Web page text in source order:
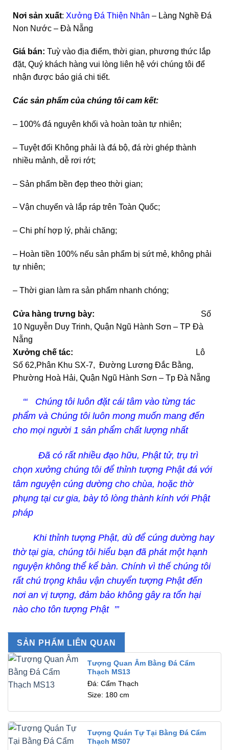
Nơi sản xuất: Xưởng Đá Thiện Nhân – Làng Nghề Đá
Non Nước – Đà Nẵng
Giá bán: Tuỳ vào địa điểm, thời gian, phương thức lắp
đặt, Quý khách hàng vui lòng liên hệ với chúng tôi để
nhận được báo giá chi tiết.
Các sản phẩm của chúng tôi cam kết:
– 100% đá nguyên khối và hoàn toàn tự nhiên;
– Tuyệt đối Không phải là đá bộ, đá rời ghép thành
nhiều mảnh, dễ rơi rớt;
– Sản phẩm bền đẹp theo thời gian;
– Vận chuyển và lắp ráp trên Toàn Quốc;
– Chi phí hợp lý, phải chăng;
– Hoàn tiền 100% nếu sản phẩm bị sứt mẻ, không phải
tự nhiên;
– Thời gian làm ra sản phẩm nhanh chóng;
Cửa hàng trưng bày:
Số
10 Nguyễn Duy Trinh, Quận Ngũ Hành Sơn – TP Đà
Nẵng
Xưởng chế tác:
Lô
Số 62,Phân Khu SX-7, Đường Lương Đắc Bằng,
Phường Hoà Hải, Quận Ngũ Hành Sơn – Tp Đà Nẵng
‘‘‘ Chúng tôi luôn đặt cái tâm vào từng tác
phẩm và Chúng tôi luôn mong muốn mang đến
cho mọi người 1 sản phẩm chất lượng nhất
Đã có rất nhiều đạo hữu, Phật tử, trụ trì
chọn xưởng chúng tôi để thỉnh tượng Phật đá với
tâm nguyện cúng dường cho chùa, hoặc thờ
phụng tại cư gia, bày tỏ lòng thành kính với Phật
pháp
Khi thỉnh tượng Phật, dù để cúng dường hay
thờ tại gia, chúng tôi hiểu bạn đã phát một hạnh
nguyện không thể kể bàn. Chính vì thế chúng tôi
rất chú trọng khâu vận chuyển tượng Phật đến
nơi an vị tượng, đảm bảo không gây ra tổn hại
nào cho tôn tượng Phật ’’’
SẢN PHẨM LIÊN QUAN
Tượng Quan Âm Bằng Đá Cẩm
Thạch MS13
Đá: Cẩm Thạch
Size: 180 cm
Tượng Quán Tự Tại Bằng Đá Cẩm
Thạch MS07